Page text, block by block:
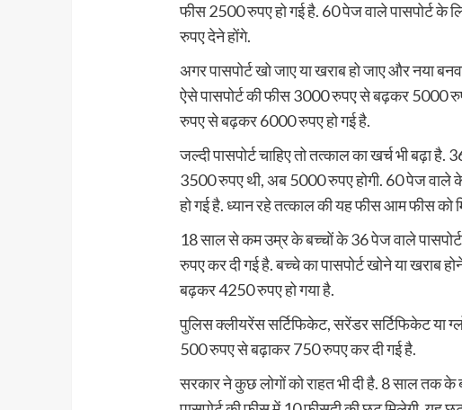
फीस 2500 रुपए हो गई है. 60 पेज वाले पासपोर्ट
रुपए देने होंगे.
अगर पासपोर्ट खो जाए या खराब हो जाए और नया
ऐसे पासपोर्ट की फीस 3000 रुपए से बढ़कर 5000
रुपए से बढ़कर 6000 रुपए हो गई है.
जल्दी पासपोर्ट चाहिए तो तत्काल का खर्च भी बढ़ा
3500 रुपए थी, अब 5000 रुपए होगी. 60 पेज
हो गई है. ध्यान रहे तत्काल की यह फीस आम फीस को
18 साल से कम उम्र के बच्चों के 36 पेज वाले
रुपए कर दी गई है. बच्चे का पासपोर्ट खोने या खराब
बढ़कर 4250 रुपए हो गया है.
पुलिस क्लीयरेंस सर्टिफिकेट, सरेंडर सर्टिफिकेट या
500 रुपए से बढ़ाकर 750 रुपए कर दी गई है.
सरकार ने कुछ लोगों को राहत भी दी है. 8 साल तक